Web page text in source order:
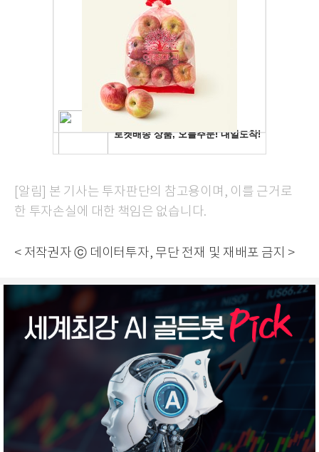
[알림] 본 기사는 투자판단의 참고용이며, 이를 근거로
한 투자손실에 대한 책임은 없습니다.
< 저작권자 ⓒ 데이터투자, 무단 전재 및 재배포 금지 >